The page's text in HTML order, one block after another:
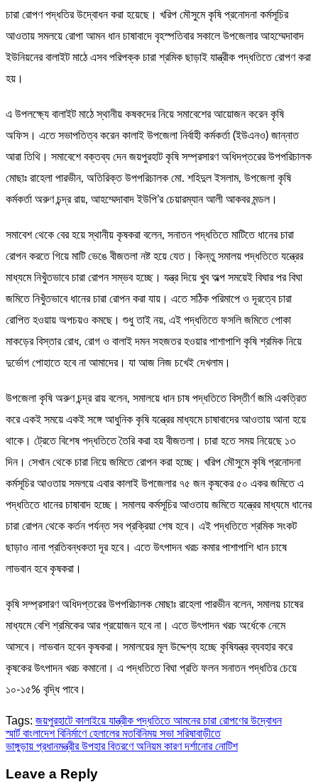
চারা রোপণ পদ্ধতির উদ্বোধন করা হয়েছে। খরিপ মৌসুমে কৃষি প্রনোদনা কর্মসূচির
আওতায় সমলয়ে রোপা আমন ধান চাষাবাদে বৃহস্পতিবার সকালে উপজেলার আহম্মেদাবাদ
ইউনিয়নের বালাইট মাঠে এসব পরিপক্ক চারা শ্রমিক ছাড়াই যান্ত্রীক পদ্ধতিতে রোপণ করা
হয়।
এ উপলক্ষ্যে বালাইট মাঠে স্থানীয় কষকদের নিয়ে সমাবেশের আয়োজন করেন কৃষি
অফিস। এতে সভাপতিত্ব করেন কালাই উপজেলা নির্বাহী কর্মকর্তা (ইউএনও) জান্নাত
আরা তিথি। সমাবেশে বক্তব্য দেন জয়পুরহাট কৃষি সম্প্রসারণ অধিদপ্তরের উপপরিচালক
মোছাঃ রাহেলা পারভীন, অতিরিক্ত উপপরিচালক মো. শহিদুল ইসলাম, উপজেলা কৃষি
কর্মকর্তা অরুণ চন্দ্র রায়, আহম্মেদাবাদ ইউপি’র চেয়ারম্যান আলী আকবর মন্ডল।
সমাবেশ থেকে বের হয়ে স্থানীয় কৃষকরা বলেন, সনাতন পদ্ধতিতে মাটিতে ধানের চারা
রোপন করতে গিয়ে মাটি ভেঙে বীজতলা নষ্ট হয়ে যেত। কিন্তু সমালয় পদ্ধতিতে যন্ত্রের
মাধ্যমে নিখুঁতভাবে চারা রোপন সম্ভব হচ্ছে। যন্ত্র দিয়ে খুব অল্প সময়েই বিঘার পর বিঘা
জমিতে নিখুঁতভাবে ধানের চারা রোপন করা যায়। এতে সঠিক পরিমাপে ও দূরত্বে চারা
রোপিত হওয়ায় অপচয়ও কমছে। শুধু তাই নয়, এই পদ্ধতিতে ফসলি জমিতে পোকা
মাকড়ের বিস্তার রোধ, রোগ ও বালাই দমন সহজতর হওয়ার পাশাপাশি কৃষি শ্রমিক নিয়ে
দুর্ভোগ পোহাতে হবে না আমাদের। যা আজ নিজ চখেই দেখলাম।
উপজেলা কৃষি অরুণ চন্দ্র রায় বলেন, সমালয়ে ধান চাষ পদ্ধতিতে বিস্তীর্ণ জমি একত্রিত
করে একই সময়ে একই সঙ্গে আধুনিক কৃষি যন্ত্রের মাধ্যমে চাষাবাদের আওতায় আনা হয়ে
থাকে। ট্রেতে বিশেষ পদ্ধতিতে তৈরি করা হয় বীজতলা। চারা হতে সময় নিয়েছে ১৩
দিন। সেখান থেকে চারা নিয়ে জমিতে রোপন করা হচ্ছে। খরিপ মৌসুমে কৃষি প্রনোদনা
কর্মসূচির আওতায় সমলয়ে এবার কালাই উপজেলার ৭৫ জন কৃষকের ৫০ একর জমিতে এ
পদ্ধতিতে ধানের চাষাবাদ হচ্ছে। সমালয় কর্মসূচির আওতায় জমিতে যন্ত্রের মাধ্যমে ধানের
চারা রোপন থেকে কর্তন পর্যন্ত সব প্রক্রিয়া শেষ হবে। এই পদ্ধতিতে শ্রমিক সংকট
ছাড়াও নানা প্রতিবন্ধকতা দূর হবে। এতে উৎপাদন খরচ কমার পাশাপাশি ধান চাষে
লাভবান হবে কৃষকরা।
কৃষি সম্প্রসারণ অধিদপ্তরের উপপরিচালক মোছাঃ রাহেলা পারভীন বলেন, সমালয় চাষের
মাধ্যমে বেশি শ্রমিকের আর প্রয়োজন হবে না। এতে উৎপাদন খরচ অর্ধেকে নেমে
আসবে। লাভবান হবেন কৃষকরা। সমালয়ের মূল উদ্দেশ্য হচ্ছে কৃষিযন্ত্র ব্যবহার করে
কৃষকের উৎপাদন খরচ কমানো। এ পদ্ধতিতে বিঘা প্রতি ফলন সনাতন পদ্ধতির চেয়ে
১০-১৫% বৃদ্ধি পাবে।
Tags: জয়পুরহাটে কালাইয়ে যান্ত্রীক পদ্ধতিতে আমনের চারা রোপণের উদ্বোধন
Post
navigation
স্মার্ট বাংলাদেশ বিনির্মাণে হেলালের মতবিনিময় সভা সরিষাবাড়ীতে
ভাঙ্গুড়ায় প্রধানমন্ত্রীর উপহার বিতরণে অনিয়ম কারণ দর্শানোর নোটিশ
Leave a Reply